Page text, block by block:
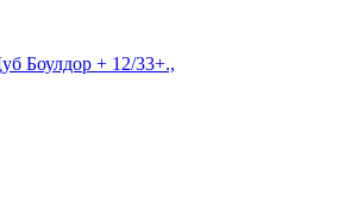
Боулдор + 12/33+.,